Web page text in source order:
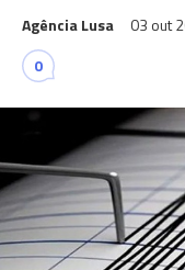
Agência Lusa 03 out
0